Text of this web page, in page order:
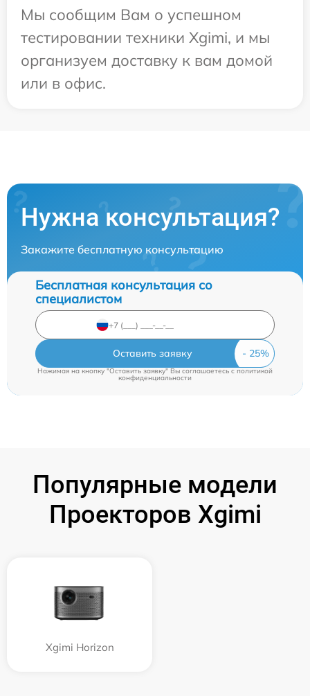
Мы сообщим Вам о успешном
тестировании техники Xgimi, и мы
организуем доставку к вам домой
или в офис.
Нужна консультация?
Закажите бесплатную консультацию
Бесплатная консультация со
специалистом
Оставить заявку
Нажимая на кнопку "Оставить заявку" Вы соглашаетесь c политикой
конфиденциальности
Популярные модели
Проекторов Xgimi
Xgimi Horizon